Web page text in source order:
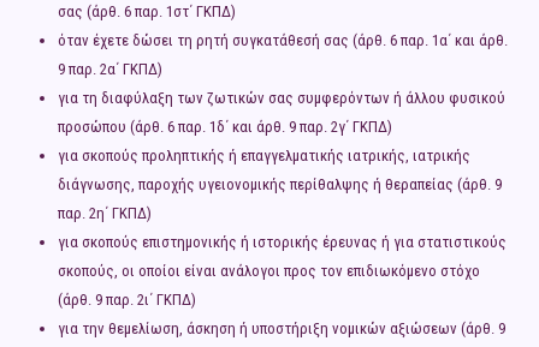
σας (άρθ. 6 παρ. 1στ΄ ΓΚΠΔ)
όταν έχετε δώσει τη ρητή συγκατάθεσή σας (άρθ. 6 παρ. 1α΄ και άρθ.
9 παρ. 2α΄ ΓΚΠΔ)
για τη διαφύλαξη των ζωτικών σας συμφερόντων ή άλλου φυσικού
προσώπου (άρθ. 6 παρ. 1δ΄ και άρθ. 9 παρ. 2γ΄ ΓΚΠΔ)
για σκοπούς προληπτικής ή επαγγελματικής ιατρικής, ιατρικής
διάγνωσης, παροχής υγειονομικής περίθαλψης ή θεραπείας (άρθ. 9
παρ. 2η΄ ΓΚΠΔ)
για σκοπούς επιστημονικής ή ιστορικής έρευνας ή για στατιστικούς
σκοπούς, οι οποίοι είναι ανάλογοι προς τον επιδιωκόμενο στόχο
(άρθ. 9 παρ. 2ι΄ ΓΚΠΔ)
για την θεμελίωση, άσκηση ή υποστήριξη νομικών αξιώσεων (άρθ. 9